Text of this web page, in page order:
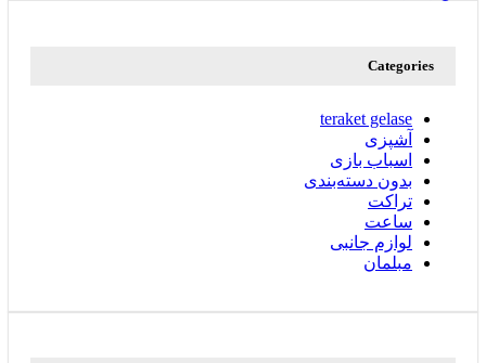
Categories
teraket gelase
آشپزی
اسباب بازی
بدون دسته‌بندی
تراکت
ساعت
لوازم جانبی
مبلمان